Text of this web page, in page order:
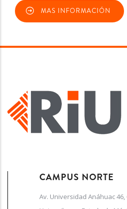
MAS INFORMACIÓN
CAMPUS NORTE
Av. Universidad Anáhuac